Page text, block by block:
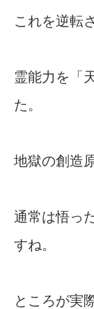
これを逆転
霊能力を「
た。
地獄の創造
通常は悟っ
すね。
ところが実